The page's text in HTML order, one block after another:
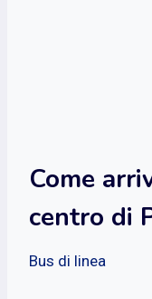
Come
centro di
Bus di linea